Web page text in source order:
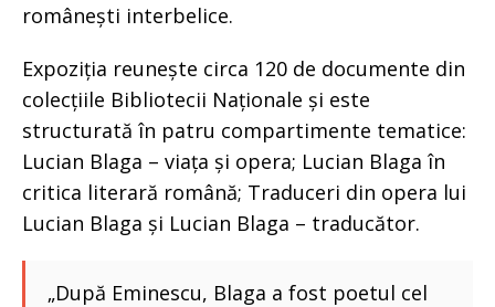
românești interbelice.
Expoziția reunește circa 120 de documente din
colecțiile Bibliotecii Naționale și este
structurată în patru compartimente tematice:
Lucian Blaga – viața și opera; Lucian Blaga în
critica literară română; Traduceri din opera lui
Lucian Blaga și Lucian Blaga – traducător.
„După Eminescu, Blaga a fost poetul cel